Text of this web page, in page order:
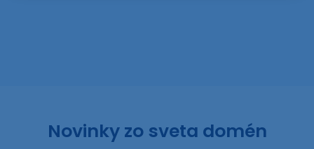
Novinky zo sveta domén